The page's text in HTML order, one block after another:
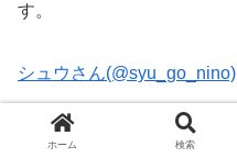
す。
シュウさん(@syu_go_nino)
リセさん(@rise_rakuten10)
ホーム 検索